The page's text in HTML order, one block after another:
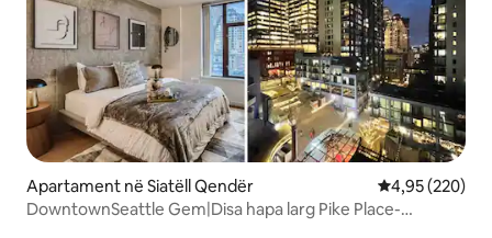
Apartament në Siatëll Qendër Vlerësimi
4,95 (220)
DowntownSeattle Gem|Disa hapa larg Pike Place-